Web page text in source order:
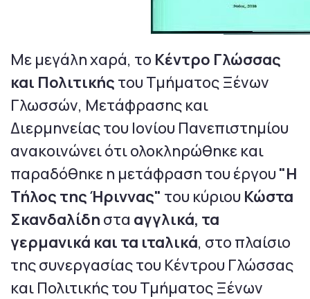
Με μεγάλη χαρά, το Κέντρο Γλώσσας
και Πολιτικής του Τμήματος Ξένων
Γλωσσών, Μετάφρασης και
Διερμηνείας του Ιονίου Πανεπιστημίου
ανακοινώνει ότι ολοκληρώθηκε και
παραδόθηκε η μετάφραση του έργου "Η
Τήλος της Ήριννας" του κύριου Κώστα
Σκανδαλίδη στα αγγλικά, τα
γερμανικά και τα ιταλικά, στο πλαίσιο
της συνεργασίας του Κέντρου Γλώσσας
και Πολιτικής του Τμήματος Ξένων